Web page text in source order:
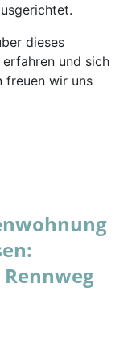
dieses
und sich
freuen wir uns